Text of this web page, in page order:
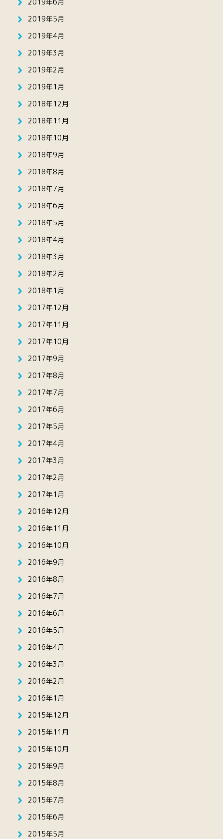
2019年5月
2019年4月
2019年3月
2019年2月
2019年1月
2018年12月
2018年11月
2018年10月
2018年9月
2018年8月
2018年7月
2018年6月
2018年5月
2018年4月
2018年3月
2018年2月
2018年1月
2017年12月
2017年11月
2017年10月
2017年9月
2017年8月
2017年7月
2017年6月
2017年5月
2017年4月
2017年3月
2017年2月
2017年1月
2016年12月
2016年11月
2016年10月
2016年9月
2016年8月
2016年7月
2016年6月
2016年5月
2016年4月
2016年3月
2016年2月
2016年1月
2015年12月
2015年11月
2015年10月
2015年9月
2015年8月
2015年7月
2015年6月
2015年5月